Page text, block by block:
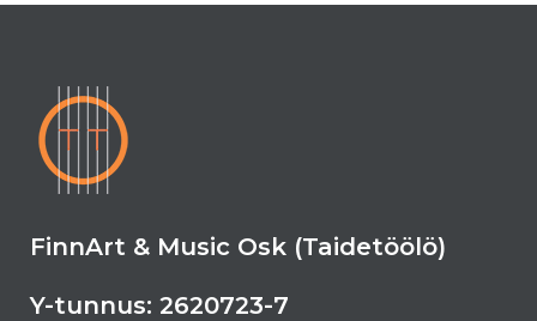
FinnArt & Music Osk (Taidetöölö)
Y-tunnus: 2620723-7